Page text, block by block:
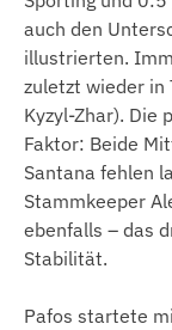
auch den
illustrierten.
zuletzt wieder in
Kyzyl-Zhar). Die
Faktor: Beide
Santana fehlen
Stammkeeper
ebenfalls – das
Stabilität.
Pafos startete